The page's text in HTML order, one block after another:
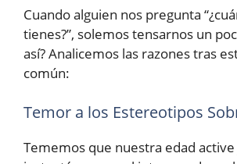
Cuando alguien nos pregunta
tienes?”, solemos tensarnos un
así? Analicemos las razones tras
común:
Temor a los Estereotipos
Tememos que nuestra edad